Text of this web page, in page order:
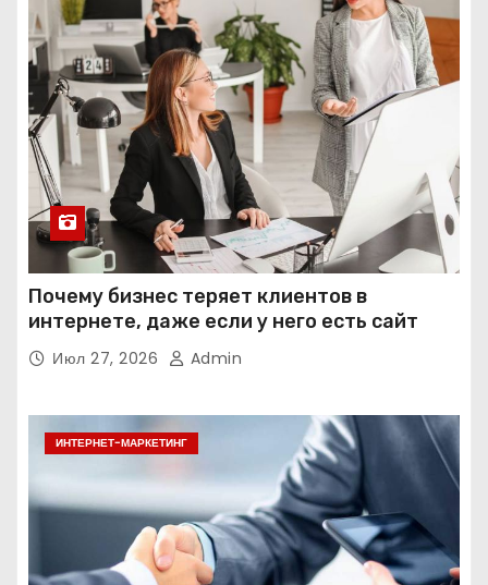
Почему бизнес теряет клиентов в
интернете, даже если у него есть сайт
Июл 27, 2026 Admin
ИНТЕРНЕТ-МАРКЕТИНГ